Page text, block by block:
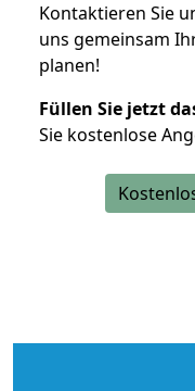
Kontaktieren Sie
uns gemeinsam
planen!
Füllen Sie jetzt
Sie kostenlose